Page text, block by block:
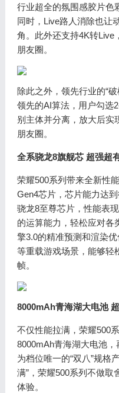
行业超全的氛围感胶片色
同时，Live路人消除也让
角。此外还支持4K转Live
朋友圈。
除此之外，领先行业的“
领先的AI算法，用户勾选
别主体并分离，放大后实
朋友圈。
全系骁龙8旗舰芯 超强超
荣耀500系列带来全新性
Gen4芯片，芯片能力达
骁龙8至尊芯片，性能表
的运算能力，轻松应对各
擎3.0的精准预测和渲染
等重载游戏场景，能够轻
帧。
8000mAh青海湖大电池
不仅性能拉满，荣耀500
8000mAh青海湖大电池
为档位唯一的“双八”规格
满”，荣耀500系列不做取
体验。